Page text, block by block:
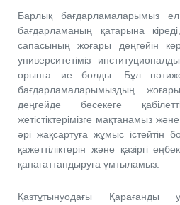
Барлық бағдарламаларымыз
бағдарламаның қатарына
сапасының жоғары деңгейін
университетіміз
орынға ие болды. Бұл
бағдарламаларымыздың
деңгейде бәсекеге
жетістіктерімізге мақтанамыз
әрі жақсартуға жұмыс істейтін
қажеттіліктерін және қазіргі
қанағаттандыруға ұмтыламыз.
Қазтұтынуодағы Қарағанды